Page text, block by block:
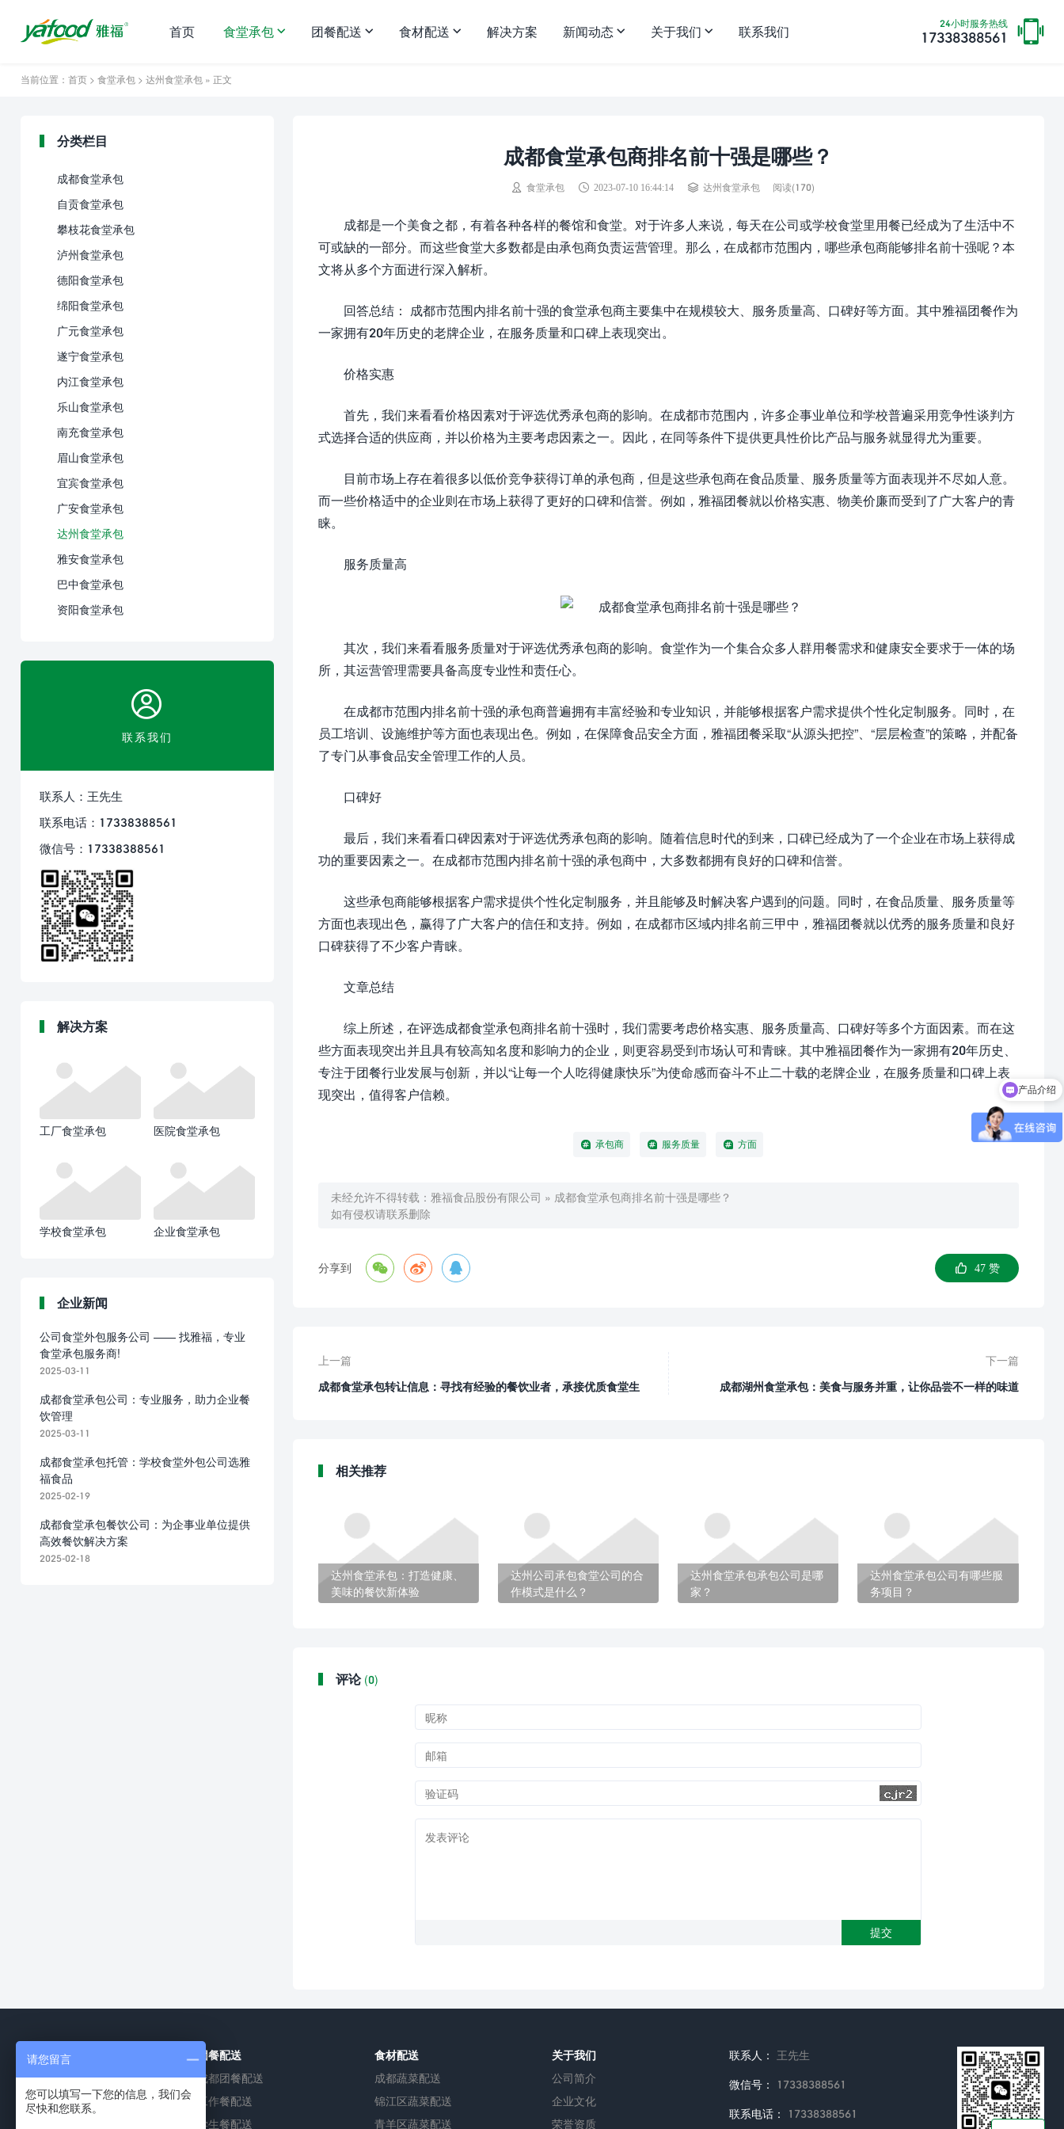
24小时服务热线
17338388561
首页 食堂承包 团餐配送 食材配送 解决方案 新闻动态 关于我们 联系我们
当前位置： 首页> 食堂承包> 达州食堂承包» 正文
成都食堂承包商排名前十强是哪些？
食堂承包 2023-07-10 16:44:14 达州食堂承包 阅读(170)
成都是一个美食之都，有着各种各样的餐馆和食堂。对于许多人来说，每天在公司或学校食堂里用餐已经成为了生活中不
可或缺的一部分。而这些食堂大多数都是由承包商负责运营管理。那么，在成都市范围内，哪些承包商能够排名前十强呢？本
文将从多个方面进行深入解析。
回答总结： 成都市范围内排名前十强的食堂承包商主要集中在规模较大、服务质量高、口碑好等方面。其中雅福团餐作为
一家拥有20年历史的老牌企业，在服务质量和口碑上表现突出。
价格实惠
首先，我们来看看价格因素对于评选优秀承包商的影响。在成都市范围内，许多企事业单位和学校普遍采用竞争性谈判方
式选择合适的供应商，并以价格为主要考虑因素之一。因此，在同等条件下提供更具性价比产品与服务就显得尤为重要。
目前市场上存在着很多以低价竞争获得订单的承包商，但是这些承包商在食品质量、服务质量等方面表现并不尽如人意。
而一些价格适中的企业则在市场上获得了更好的口碑和信誉。例如，雅福团餐就以价格实惠、物美价廉而受到了广大客户的青
睐。
服务质量高
其次，我们来看看服务质量对于评选优秀承包商的影响。食堂作为一个集合众多人群用餐需求和健康安全要求于一体的场
所，其运营管理需要具备高度专业性和责任心。
在成都市范围内排名前十强的承包商普遍拥有丰富经验和专业知识，并能够根据客户需求提供个性化定制服务。同时，在
员工培训、设施维护等方面也表现出色。例如，在保障食品安全方面，雅福团餐采取“从源头把控”、“层层检查”的策略，并配备
了专门从事食品安全管理工作的人员。
口碑好
最后，我们来看看口碑因素对于评选优秀承包商的影响。随着信息时代的到来，口碑已经成为了一个企业在市场上获得成
功的重要因素之一。在成都市范围内排名前十强的承包商中，大多数都拥有良好的口碑和信誉。
这些承包商能够根据客户需求提供个性化定制服务，并且能够及时解决客户遇到的问题。同时，在食品质量、服务质量等
方面也表现出色，赢得了广大客户的信任和支持。例如，在成都市区域内排名前三甲中，雅福团餐就以优秀的服务质量和良好
口碑获得了不少客户青睐。
文章总结
综上所述，在评选成都食堂承包商排名前十强时，我们需要考虑价格实惠、服务质量高、口碑好等多个方面因素。而在这
些方面表现突出并且具有较高知名度和影响力的企业，则更容易受到市场认可和青睐。其中雅福团餐作为一家拥有20年历史、
专注于团餐行业发展与创新，并以“让每一个人吃得健康快乐”为使命感而奋斗不止二十载的老牌企业，在服务质量和口碑上表
现突出，值得客户信赖。
承包商 服务质量 方面
未经允许不得转载： 雅福食品股份有限公司 » 成都食堂承包商排名前十强是哪些？
如有侵权请联系删除
分享到 47赞
上一篇
成都食堂承包转让信息：寻找有经验的餐饮业者，承接优质食堂生
下一篇
成都湖州食堂承包：美食与服务并重，让你品尝不一样的味道
相关推荐
达州食堂承包：打造健康、
美味的餐饮新体验
达州公司承包食堂公司的合
作模式是什么？
达州食堂承包承包公司是哪
家？
达州食堂承包公司有哪些服
务项目？
评论 (0)
分类栏目
成都食堂承包
自贡食堂承包
攀枝花食堂承包
泸州食堂承包
德阳食堂承包
绵阳食堂承包
广元食堂承包
遂宁食堂承包
内江食堂承包
乐山食堂承包
南充食堂承包
眉山食堂承包
宜宾食堂承包
广安食堂承包
达州食堂承包
雅安食堂承包
巴中食堂承包
资阳食堂承包
联系我们
联系人：王先生
联系电话：17338388561
微信号：17338388561
解决方案
工厂食堂承包 医院食堂承包
学校食堂承包 企业食堂承包
企业新闻
公司食堂外包服务公司 —— 找雅福，专业
食堂承包服务商!
2025-03-11
成都食堂承包公司：专业服务，助力企业餐
饮管理
2025-03-11
成都食堂承包托管：学校食堂外包公司选雅
福食品
2025-02-19
成都食堂承包餐饮公司：为企事业单位提供
高效餐饮解决方案
2025-02-18
食堂承包
成都食堂承包
绵阳食堂承包
团餐配送
成都团餐配送
工作餐配送
学生餐配送
食材配送
成都蔬菜配送
锦江区蔬菜配送
青羊区蔬菜配送
关于我们
公司简介
企业文化
荣誉资质
联系人： 王先生
微信号： 17338388561
联系电话： 17338388561
产品介绍
请您留言
您可以填写一下您的信息，我们会
尽快和您联系。